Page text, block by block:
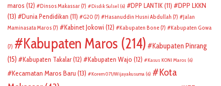
maros (12) Dinsos Makassar (7) Disdik Sulsel (6) DPP LANTIK(11)
DPP LKKN
(13)
Dunia Pendidikan (11) G20 (7) Hasanuddin Husni Abdullah (7)
Jalan
Maminasata Maros (7) Kabinet Jokowi (12) Kabupaten Bone (7) Kabupaten Gowa
(7) Kabupaten Maros (214)
Kabupaten Pinrang
(15)
Kabupaten Takalar(12) Kabupaten Wajo (12) Kasus KONI Maros (6)
Kecamatan Maros Baru (13) Korem 071/Wijayakusuma (6)
Kota